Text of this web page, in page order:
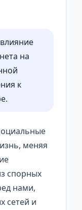
на
к
меняя
спорных
нами,
сетей и